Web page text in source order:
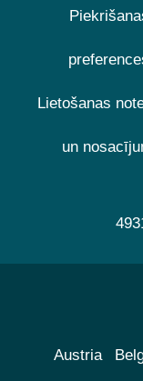
Lietošanas
un
Austria